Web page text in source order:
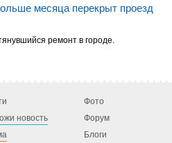
месяца перекрыт проезд
ремонт в городе.
новость
Фото
Форум
Блоги